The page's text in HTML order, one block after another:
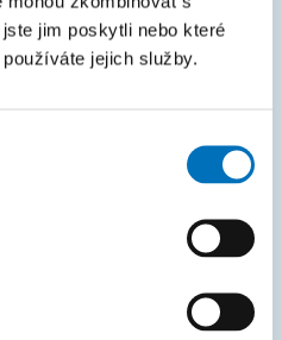
jim poskytli nebo které
jejich služby.